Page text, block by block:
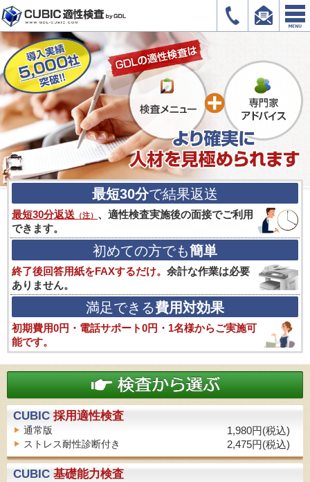
最短30分で結果返送
最短30分返送 （注） 、適性検査実施後の面接でご利用
できます。
初めての方でも簡単
終了後回答用紙をFAXするだけ。 余計な作業は必要
ありません。
満足できる費用対効果
初期費用0円・電話サポート0円・1名様からご実施可
能です。
CUBIC 採用適性検査
通常版 1,980円(税込)
ストレス耐性診断付き 2,475円(税込)
CUBIC 基礎能力検査